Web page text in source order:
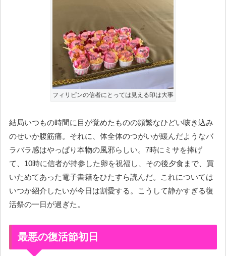
フィリピンの信者にとっては見える印は大事
結局いつもの時間に目が覚めたものの頻繁なひどい咳き込み
のせいか腹筋痛。それに、体全体のつがいが緩んだようなバ
ラバラ感はやっぱり本物の風邪らしい。7時にミサを捧げ
て、10時に信者が持参した卵を祝福し、その後夕食まで、買
いためてあった電子書籍をひたすら読んだ。これについては
いつか紹介したいが今日は割愛する。こうして静かすぎる復
活祭の一日が過ぎた。
最悪の復活節初日